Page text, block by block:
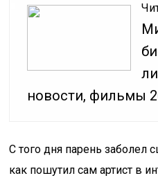
новости, фильмы
С того дня парень заболел
как пошутил сам артист в